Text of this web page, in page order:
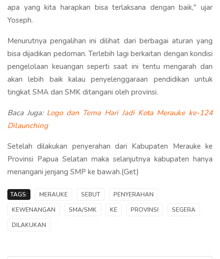
apa yang kita harapkan bisa terlaksana dengan baik," ujar
Yoseph.
Menurutnya pengalihan ini dilihat dari berbagai aturan yang
bisa dijadikan pedoman. Terlebih lagi berkaitan dengan kondisi
pengelolaan keuangan seperti saat ini tentu mengarah dan
akan lebih baik kalau penyelenggaraan pendidikan untuk
tingkat SMA dan SMK ditangani oleh provinsi.
Baca Juga: Logo dan Tema Hari Jadi Kota Merauke ke-124
Dilaunching
Setelah dilakukan penyerahan dari Kabupaten Merauke ke
Provinsi Papua Selatan maka selanjutnya kabupaten hanya
menangani jenjang SMP ke bawah.(Get)
TAGS: MERAUKE SEBUT
PENYERAHAN
KEWENANGAN
SMA/SMK KE PROVINSI
SEGERA
DILAKUKAN